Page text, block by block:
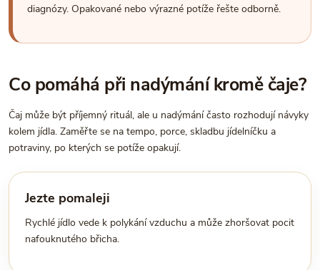
diagnózy. Opakované nebo výrazné potíže řešte odborně.
Co pomáhá při nadýmání kromě čaje?
Čaj může být příjemný rituál, ale u nadýmání často rozhodují návyky
kolem jídla. Zaměřte se na tempo, porce, skladbu jídelníčku a
potraviny, po kterých se potíže opakují.
Jezte pomaleji
Rychlé jídlo vede k polykání vzduchu a může zhoršovat pocit
nafouknutého břicha.